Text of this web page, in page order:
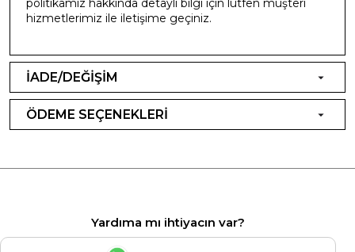
politikamız hakkında detaylı bilgi için lütfen müşteri
hizmetlerimiz ile iletişime geçiniz.
İADE/DEĞİŞİM
ÖDEME SEÇENEKLERİ
Yardıma mı ihtiyacın var?